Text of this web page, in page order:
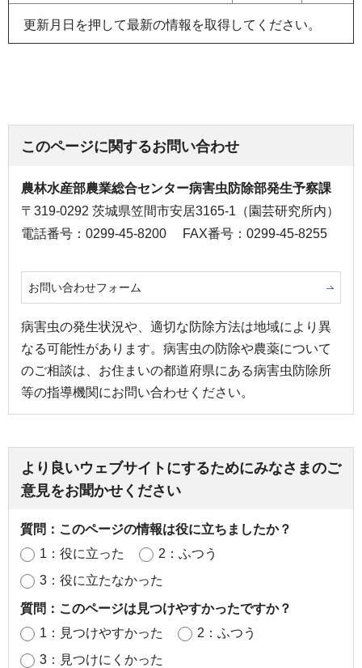
更新月日を押して最新の情報を取得してください。
このページに関するお問い合わせ
農林水産部農業総合センター病害虫防除部発生予察課
〒319-0292 茨城県笠間市安居3165-1（園芸研究所内）
電話番号：0299-45-8200
FAX番号：0299-45-8255
お問い合わせフォーム
病害虫の発生状況や、適切な防除方法は地域により異
なる可能性があります。病害虫の防除や農薬について
のご相談は、お住まいの都道府県にある病害虫防除所
等の指導機関にお問い合わせください。
より良いウェブサイトにするためにみなさまのご
意見をお聞かせください
質問：このページの情報は役に立ちましたか？
1：役に立った
2：ふつう
3：役に立たなかった
質問：このページは見つけやすかったですか？
1：見つけやすかった
2：ふつう
3：見つけにくかった